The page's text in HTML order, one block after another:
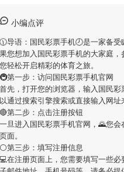
小编点评
🕦导语： 国民彩票手机🕗是一家备受
果您想加入 国民彩票手机的大家庭，
您轻松开启精彩的体育之旅。
🚇第一步：访问国民彩票手机官网
首先，打开您的浏览器，输入 国民彩
以通过搜索引擎搜索或直接输入网址
🔴第二步：点击注册按钮
一旦进入 国民彩票手机官网，🌄您会
页面。
⚪第三步：填写注册信息
💻在注册页面上，您需要填写一些